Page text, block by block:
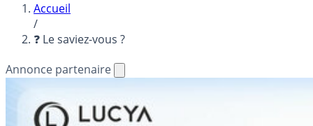
Accueil
/
❓ Le saviez-vous ?
Annonce partenaire